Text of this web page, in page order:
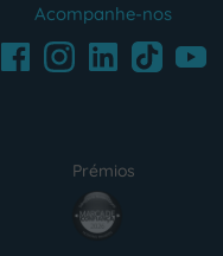
Acompanhe-nos
FacebookInstagramLinkedInTikTokYoutube
Prémios
award4